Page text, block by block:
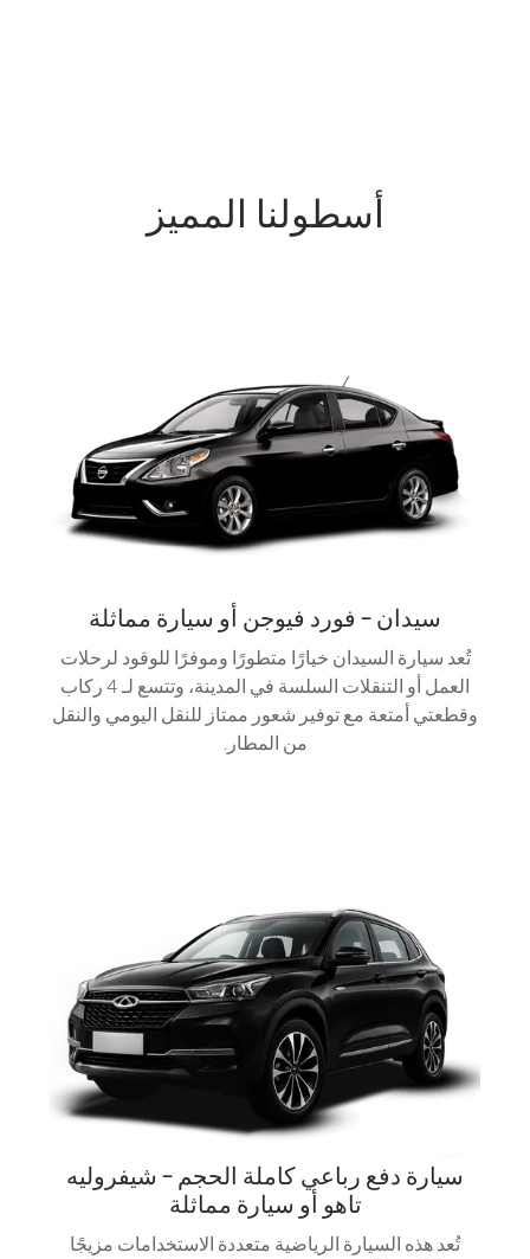
أسطولنا المميز
سيدان - فورد فيوجن أو سيارة مماثلة
تُعد سيارة السيدان خيارًا متطورًا وموفرًا للوقود لرحلات
العمل أو التنقلات السلسة في المدينة، وتتسع لـ 4 ركاب
وقطعتي أمتعة مع توفير شعور ممتاز للنقل اليومي والنقل
من المطار.
سيارة دفع رباعي كاملة الحجم - شيفروليه
تاهو أو سيارة مماثلة
تُعد هذه السيارة الرياضية متعددة الاستخدامات مزيجًا